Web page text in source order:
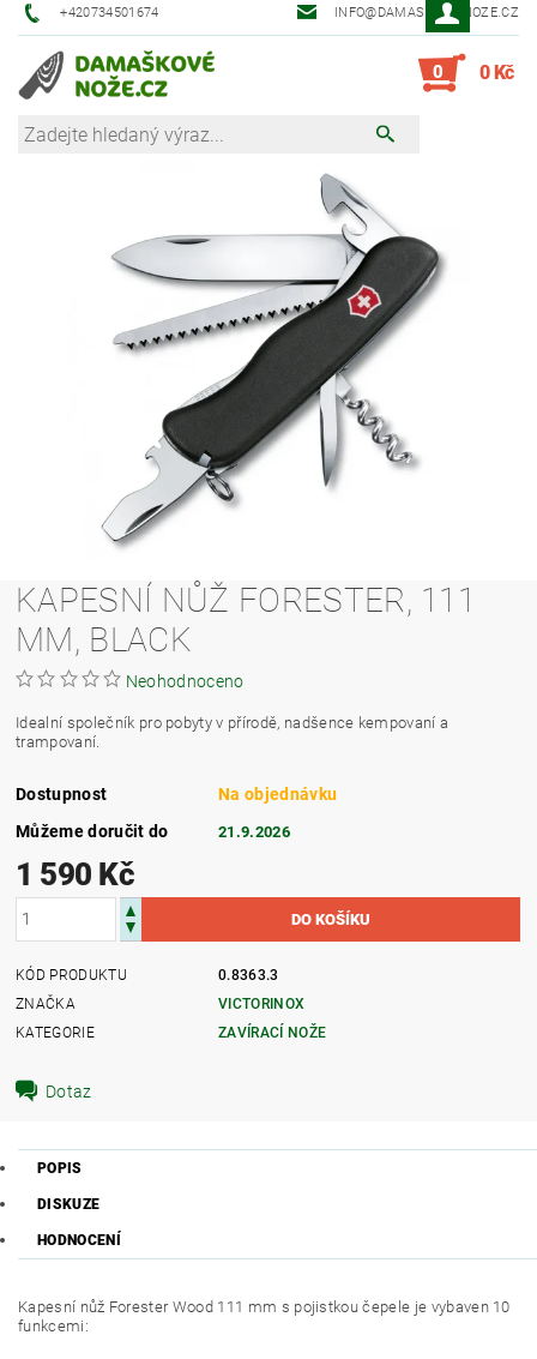
+420734501674 INFO@DAMASKOVE-NOZE.CZ
0 0 Kč
KAPESNÍ NŮŽ FORESTER, 111
MM, BLACK
Neohodnoceno
Idealní společník pro pobyty v přírodě, nadšence kempovaní a
trampovaní.
Dostupnost
Na objednávku
Můžeme doručit do
21.9.2026
1 590 Kč
KÓD PRODUKTU
0.8363.3
ZNAČKA
VICTORINOX
KATEGORIE
ZAVÍRACÍ NOŽE
Dotaz
POPIS
DISKUZE
HODNOCENÍ
Kapesní nůž Forester Wood 111 mm s pojistkou čepele je vybaven 10
funkcemi: